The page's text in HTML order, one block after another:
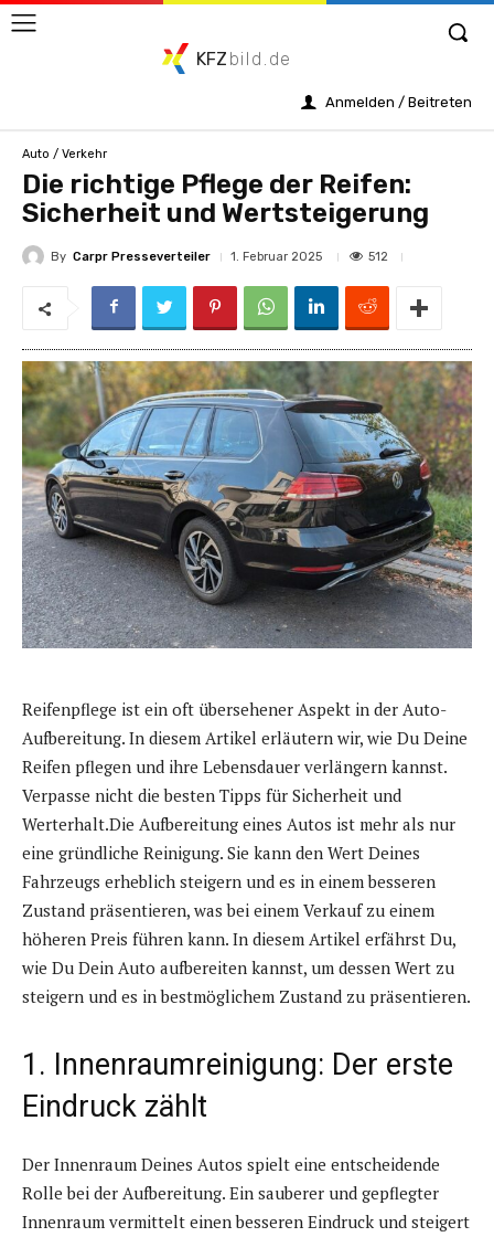
KFZ bild.de
Anmelden / Beitreten
Auto / Verkehr
Die richtige Pflege der Reifen:
Sicherheit und Wertsteigerung
By Carpr Presseverteiler 1. Februar 2025 512
Reifenpflege ist ein oft übersehener Aspekt in der Auto-
Aufbereitung. In diesem Artikel erläutern wir, wie Du Deine
Reifen pflegen und ihre Lebensdauer verlängern kannst.
Verpasse nicht die besten Tipps für Sicherheit und
Werterhalt.Die Aufbereitung eines Autos ist mehr als nur
eine gründliche Reinigung. Sie kann den Wert Deines
Fahrzeugs erheblich steigern und es in einem besseren
Zustand präsentieren, was bei einem Verkauf zu einem
höheren Preis führen kann. In diesem Artikel erfährst Du,
wie Du Dein Auto aufbereiten kannst, um dessen Wert zu
steigern und es in bestmöglichem Zustand zu präsentieren.
1. Innenraumreinigung: Der erste
Eindruck zählt
Der Innenraum Deines Autos spielt eine entscheidende
Rolle bei der Aufbereitung. Ein sauberer und gepflegter
Innenraum vermittelt einen besseren Eindruck und steigert